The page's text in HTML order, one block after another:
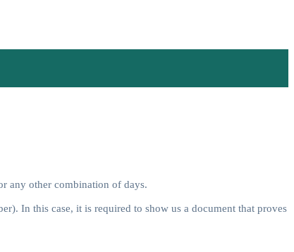
any other combination of days.
In this case, it is required to show us a document that proves